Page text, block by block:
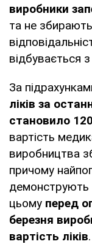
виробники
та не
відбувається
За
ліків за
становило
вартість
виробництва
причому
демонструють
цьому перед
березня
вартість ліків